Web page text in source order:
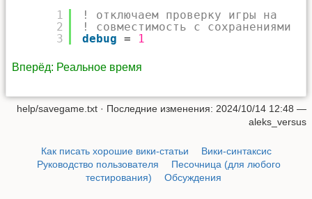
1
2
3
! отключаем проверку игры на
! совместимость с сохранениями
debug = 1
Вперёд: Реальное время
help/savegame.txt · Последние изменения: 2024/10/14 12:48 —
aleks_versus
Как писать хорошие вики-статьи
Вики-синтаксис
Руководство пользователя
Песочница (для любого
тестирования)
Обсуждения